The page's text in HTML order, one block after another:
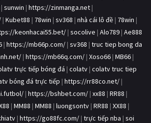
| sunwin | https://zinmanga.net |
| Kubet88 | 78win | sv368 | nhà cái lô đề | 78win |
keonhacai55.bet/ | socolive | Alo789 | Ae888
| https://mb66p.com/ | sv368 | truc tiep bong da
| https://mb66q.com/ | Xoso66 | MB66 |
trực tiếp bóng đá | colatv | colatv truc tiep
bóng đá trực tiếp | https://rr88co.net/ |
| https://bshbet.com/ | xx88 | RR88 |
| MM88 | MM88 | luongsontv | RR88 | XX88 |
| https://go88fc.com/ | trực tiếp nba | soi